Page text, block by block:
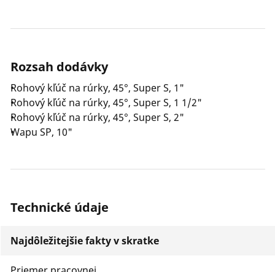
Rozsah dodávky
Rohový kľúč na rúrky, 45°, Super S, 1"
Rohový kľúč na rúrky, 45°, Super S, 1 1/2"
Rohový kľúč na rúrky, 45°, Super S, 2"
Wapu SP, 10"
Technické údaje
Najdôležitejšie fakty v skratke